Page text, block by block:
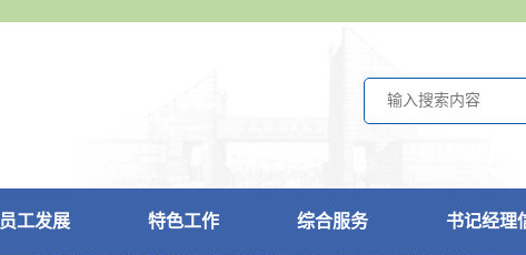
员工发展 特色工作 综合服务 书记经理